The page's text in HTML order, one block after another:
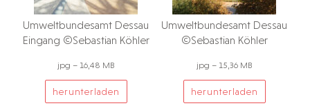
Umweltbundesamt Dessau
Eingang ©Sebastian Köhler
jpg – 16,48 MB
herunterladen
Umweltbundesamt Dessau
©Sebastian Köhler
jpg – 15,36 MB
herunterladen